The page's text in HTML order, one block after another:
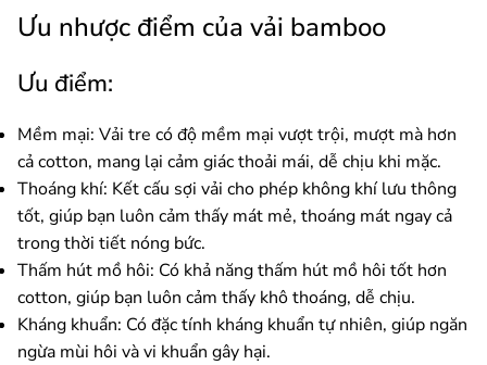
Ưu nhược điểm của vải bamboo
Ưu điểm:
Mềm mại: Vải tre có độ mềm mại vượt trội, mượt mà hơn
cả cotton, mang lại cảm giác thoải mái, dễ chịu khi mặc.
Thoáng khí: Kết cấu sợi vải cho phép không khí lưu thông
tốt, giúp bạn luôn cảm thấy mát mẻ, thoáng mát ngay cả
trong thời tiết nóng bức.
Thấm hút mồ hôi: Có khả năng thấm hút mồ hôi tốt hơn
cotton, giúp bạn luôn cảm thấy khô thoáng, dễ chịu.
Kháng khuẩn: Có đặc tính kháng khuẩn tự nhiên, giúp ngăn
ngừa mùi hôi và vi khuẩn gây hại.